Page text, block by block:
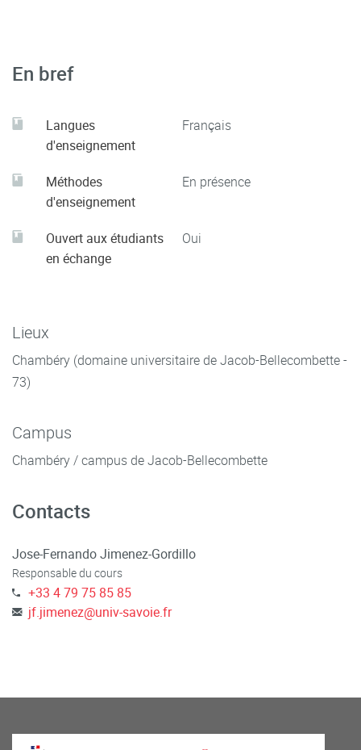
En bref
Langues
d'enseignement
Français
Méthodes
d'enseignement
En présence
Ouvert aux étudiants
en échange
Oui
Lieux
Chambéry (domaine universitaire de Jacob-Bellecombette -
73)
Campus
Chambéry / campus de Jacob-Bellecombette
Contacts
Jose-Fernando Jimenez-Gordillo
Responsable du cours
+33 4 79 75 85 85
jf.jimenez@univ-savoie.fr